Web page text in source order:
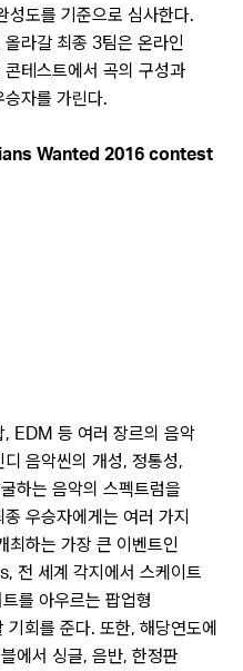
성도를 기준으로 심사한다.
라갈 최종 3팀은 온라인
테스트에서 곡의 구성과
자를 가린다.
Wanted 2016 contest
, EDM 등 여러 장르의 음악
음악씬의 개성, 정통성,
하는 음악의 스펙트럼을
우승자에게는 여러 가지
최하는 가장 큰 이벤트인
전 세계 각지에서 스케이트
를 아우르는 팝업형
기회를 준다. 또한, 해당연도에
에서 싱글, 음반, 한정판